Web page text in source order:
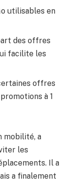
utilisables en
des offres
facilite les
offres
à 1
mobilité, a
les
Il a
a finalement